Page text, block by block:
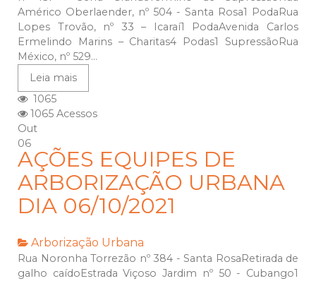
Américo Oberlaender, nº 504 - Santa Rosa1 PodaRua
Lopes Trovão, nº 33 – Icaraí1 PodaAvenida Carlos
Ermelindo Marins – Charitas4 Podas1 SupressãoRua
México, nº 529...
Leia mais
1065
1065 Acessos
Out
06
AÇÕES EQUIPES DE
ARBORIZAÇÃO URBANA
DIA 06/10/2021
Arborização Urbana
Rua Noronha Torrezão nº 384 - Santa RosaRetirada de
galho caídoEstrada Viçoso Jardim nº 50 - Cubango1